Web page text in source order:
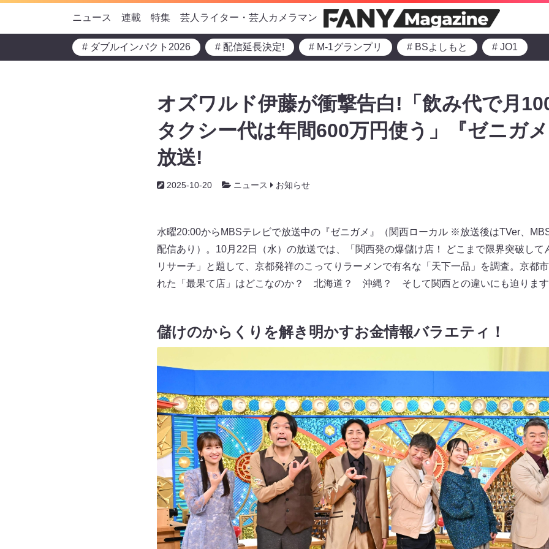
ニュース 連載 特集 芸人ライター・芸人カメラマン
# ダブルインパクト2026 # 配信延長決定! # M-1グランプリ # BSよしもと # JO1
オズワルド伊藤が衝撃告白!「飲み代で月
タクシー代は年間600万円使う」『ゼニガ
放送!
2025-10-20 ニュース お知らせ
水曜20:00からMBSテレビで放送中の『ゼニガメ』（関西ローカル ※放送後はTVer、
配信あり）。10月22日（水）の放送では、「関西発の爆儲け店！ どこまで限界突破して
リサーチ」と題して、京都発祥のこってりラーメンで有名な「天下一品」を調査。京都
れた「最果て店」はどこなのか？ 北海道？ 沖縄？ そして関西との違いにも迫りま
儲けのからくりを解き明かすお金情報バラエティ！